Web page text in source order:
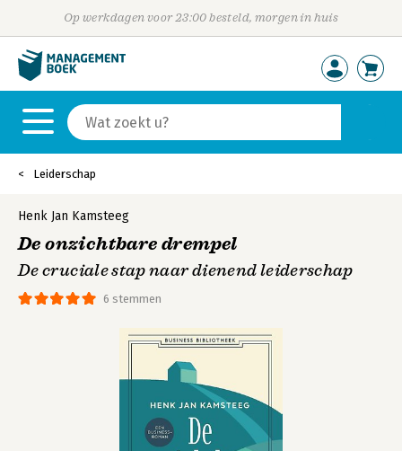
Op werkdagen voor 23:00 besteld, morgen in huis
Leiderschap
6 stemmen
Henk Jan Kamsteeg
De onzichtbare drempel
De cruciale stap naar dienend leiderschap